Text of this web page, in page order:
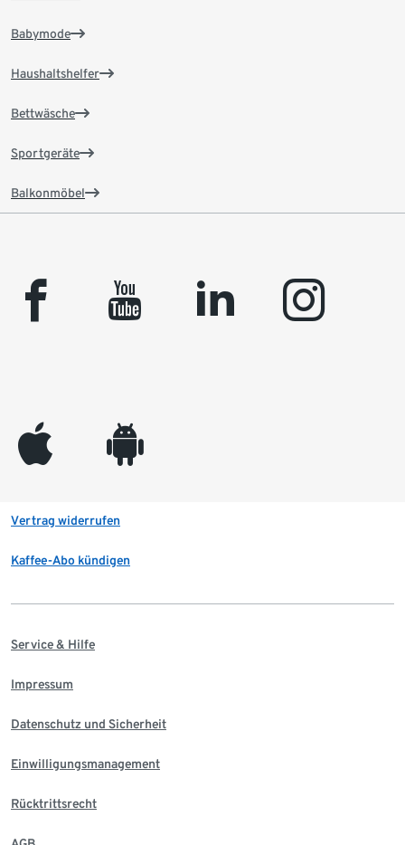
Babymode
Haushaltshelfer
Bettwäsche
Sportgeräte
Balkonmöbel
facebook youtube linkedin instagram
appleinc android
Vertrag widerrufen
Kaffee-Abo kündigen
Service & Hilfe
Impressum
Datenschutz und Sicherheit
Einwilligungsmanagement
Rücktrittsrecht